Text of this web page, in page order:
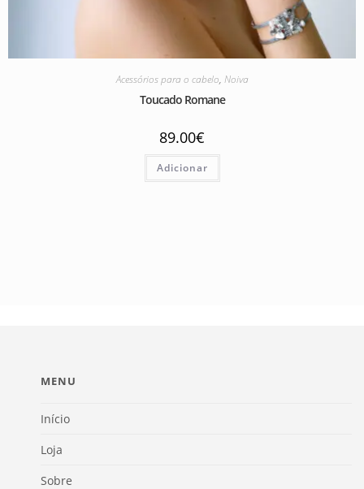
Acessórios para o cabelo, Noiva
Toucado Romane
89.00€
Adicionar
MENU
Início
Loja
Sobre